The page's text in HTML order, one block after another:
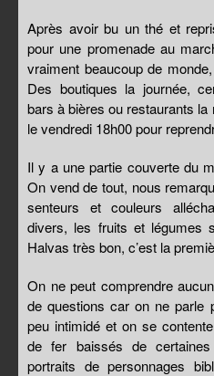
Après avoir bu un thé et
pour une promenade au
vraiment beaucoup de
Des boutiques la journée,
bars à bières ou restaurants la
le vendredi 18h00 pour
Il y a une partie couverte du
On vend de tout, nous
senteurs et couleurs
divers, les fruits et légumes
Halvas très bon, c’est la
On ne peut comprendre
de questions car on ne parle
peu intimidé et on se
de fer baissés de
portraits de personnages